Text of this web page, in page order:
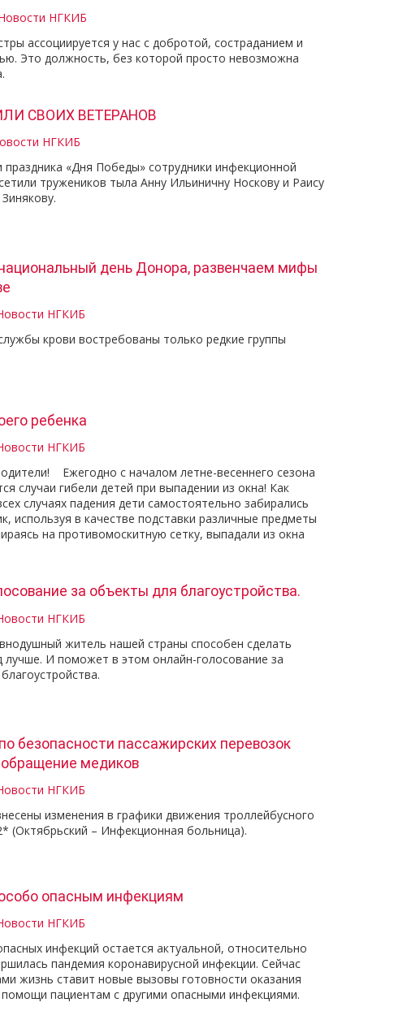
НГКИБ
ассоциируется у нас с добротой, состраданием и
Это должность, без которой просто невозможна
СВОИХ ВЕТЕРАНОВ
НГКИБ
праздника «Дня Победы» сотрудники инфекционной
тружеников тыла Анну Ильиничну Носкову и Раису
⠀ ⠀
день Донора, развенчаем мифы
НГКИБ
крови востребованы только редкие группы
ребенка
НГКИБ
Ежегодно с началом летне-весеннего сезона
случаи гибели детей при выпадении из окна! Как
случаях падения дети самостоятельно забирались
используя в качестве подставки различные предметы
на противомоскитную сетку, выпадали из окна
за объекты для благоустройства.
НГКИБ
житель нашей страны способен сделать
лучше. И поможет в этом онлайн-голосование за
безопасности пассажирских перевозок
медиков
НГКИБ
изменения в графики движения троллейбусного
(Октябрьский – Инфекционная больница).
опасным инфекциям
НГКИБ
инфекций остается актуальной, относительно
пандемия коронавирусной инфекции. Сейчас
жизнь ставит новые вызовы готовности оказания
пациентам с другими опасными инфекциями.